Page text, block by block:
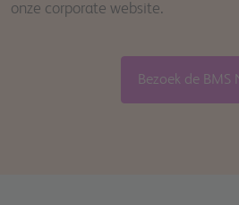
onze corporate website.
Bezoek de BMS